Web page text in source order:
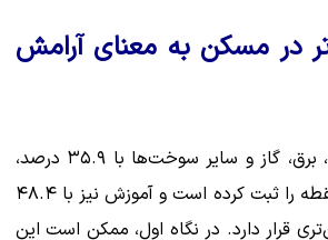
در مسکن به معنای آرامش
در نمودار، مسکن، آب، برق، گاز و سایر سوخت‌ها با ۳۵.۹ درصد،
کمترین تورم نقطه‌به‌نقطه را ثبت کرده است و آموزش نیز با ۴۸.۴
قرار دارد. در نگاه اول، ممکن است این